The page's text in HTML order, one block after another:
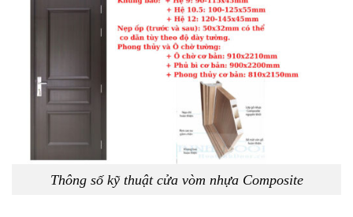
Thông số kỹ thuật cửa vòm nhựa Composite